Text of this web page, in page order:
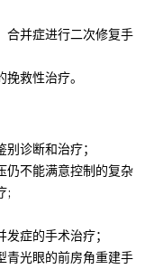
合并症进行二次修复手
救性治疗。
诊断和治疗；
仍不能满意控制的复杂
;
症的手术治疗；
青光眼的前房角重建手